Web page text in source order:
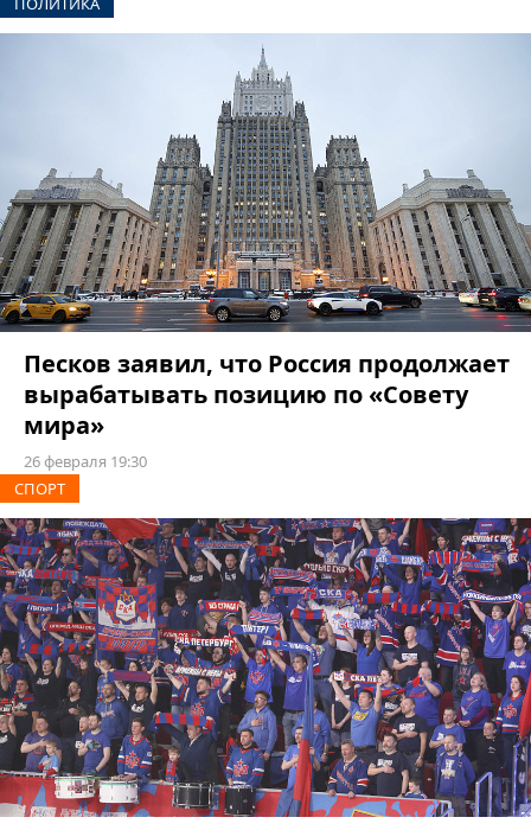
Песков заявил, что Россия продолжает
вырабатывать позицию по «Совету
мира»
26 февраля 19:30
СПОРТ